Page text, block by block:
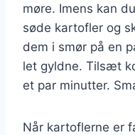
møre. Imens kan
søde kartofler og
dem i smør på en
let gyldne. Tilsæt
et par minutter.
Når kartoflerne er